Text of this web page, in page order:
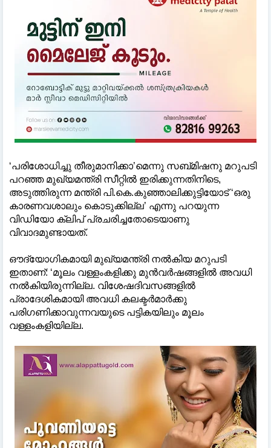
‘പരിശോധിച്ചു തീരുമാനിക്കാ’മെന്നു സബ്മിഷനു മറുപടി
പറഞ്ഞ മുഖ്യമന്ത്രി സീറ്റിൽ ഇരിക്കുന്നതിനിടെ,
അടുത്തിരുന്ന മന്ത്രി പി.കെ.കുഞ്ഞാലിക്കുട്ടിയോട് ‘ഒരു
കാരണവശാലും കൊടുക്കില്ല’ എന്നു പറയുന്ന
വിഡിയോ ക്ലിപ് പ്രചരിച്ചതോടെയാണു
വിവാദമുണ്ടായത്.
ഔദ്യോഗികമായി മുഖ്യമന്ത്രി നൽകിയ മറുപടി
ഇതാണ്: ‘മൂലം വള്ളംകളിക്കു മുൻവർഷങ്ങളിൽ അവധി
നൽകിയിരുന്നില്ല. വിശേഷദിവസങ്ങളിൽ
പ്രാദേശികമായി അവധി കലക്ടർമാർക്കു
പരിഗണിക്കാവുന്നവയുടെ പട്ടികയിലും മൂലം
വള്ളംകളിയില്ല.